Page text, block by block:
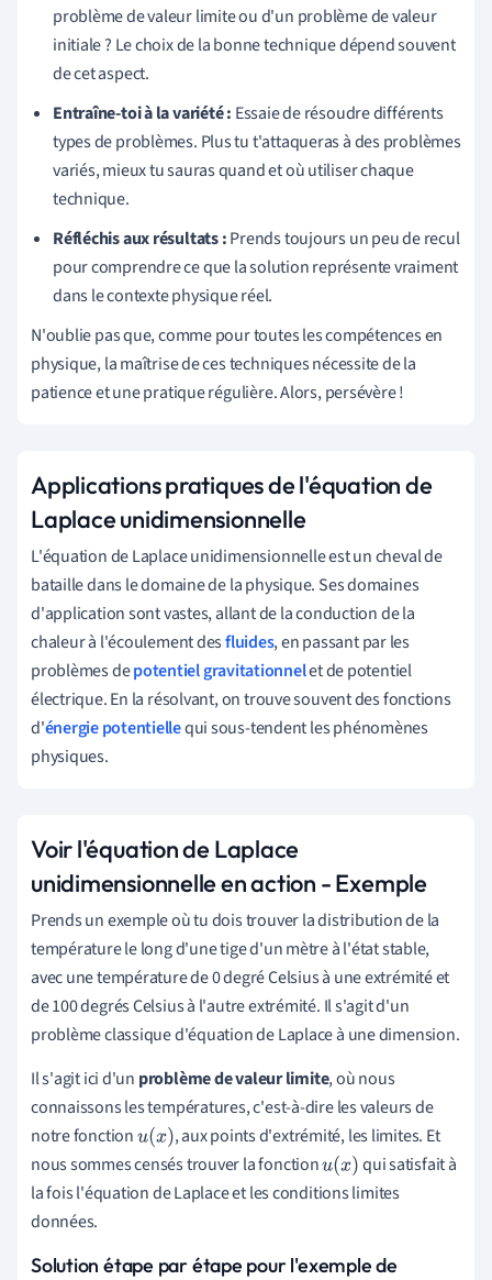
problème de valeur limite ou d'un problème de valeur
initiale ? Le choix de la bonne technique dépend souvent
de cet aspect.
Entraîne-toi à la variété : Essaie de résoudre différents
types de problèmes. Plus tu t'attaqueras à des problèmes
variés, mieux tu sauras quand et où utiliser chaque
technique.
Réfléchis aux résultats :Prends toujours un peu de recul
pour comprendre ce que la solution représente vraiment
dans le contexte physique réel.
N'oublie pas que, comme pour toutes les compétences en
physique, la maîtrise de ces techniques nécessite de la
patience et une pratique régulière. Alors, persévère !
Applications pratiques de l'équation de
Laplace unidimensionnelle
L'équation de Laplace unidimensionnelle est un cheval de
bataille dans le domaine de la physique. Ses domaines
d'application sont vastes, allant de la conduction de la
chaleur à l'écoulement desfluides, en passant par les
problèmes depotentiel gravitationnelet de potentiel
électrique. En la résolvant, on trouve souvent des fonctions
d'énergie potentiellequi sous-tendent les phénomènes
physiques.
Voir l'équation de Laplace
unidimensionnelle en action - Exemple
Prends un exemple où tu dois trouver la distribution de la
température le long d'une tige d'un mètre à l'état stable,
avec une température de 0 degré Celsius à une extrémité et
de 100 degrés Celsius à l'autre extrémité. Il s'agit d'un
problème classique d'équation de Laplace à une dimension.
Il s'agit ici d'un problème de valeur limite, où nous
connaissons les températures, c'est-à-dire les valeurs de
notre fonctionu(x) , aux points d'extrémité, les limites. Et
nous sommes censés trouver la fonctionu(x) qui satisfait à
la fois l'équation de Laplace et les conditions limites
données.
Solution étape par étape pour l'exemple de